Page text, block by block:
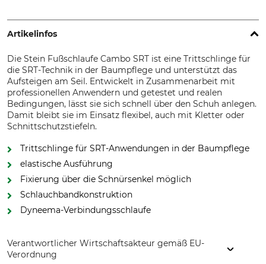
Artikelinfos
Die Stein Fußschlaufe Cambo SRT ist eine Trittschlinge für
die SRT-Technik in der Baumpflege und unterstützt das
Aufsteigen am Seil. Entwickelt in Zusammenarbeit mit
professionellen Anwendern und getestet und realen
Bedingungen, lässt sie sich schnell über den Schuh anlegen.
Damit bleibt sie im Einsatz flexibel, auch mit Kletter oder
Schnittschutzstiefeln.
Trittschlinge für SRT-Anwendungen in der Baumpflege
elastische Ausführung
Fixierung über die Schnürsenkel möglich
Schlauchbandkonstruktion
Dyneema-Verbindungsschlaufe
Verantwortlicher Wirtschaftsakteur gemäß EU-
Verordnung